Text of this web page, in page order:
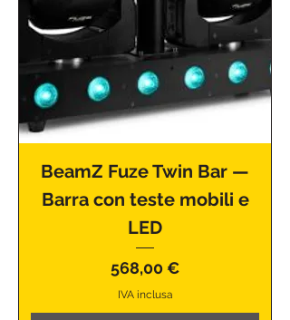
BeamZ Fuze Twin Bar —
Barra con teste mobili e
LED
Prezzo
568,00 €
IVA inclusa